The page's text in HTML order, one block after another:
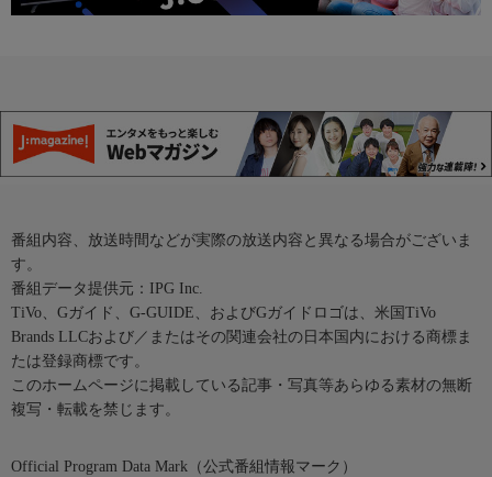
番組内容、放送時間などが実際の放送内容と異なる場合がございま
す。
番組データ提供元：IPG Inc.
TiVo、Gガイド、G-GUIDE、およびGガイドロゴは、米国TiVo
Brands LLCおよび／またはその関連会社の日本国内における商標ま
たは登録商標です。
このホームページに掲載している記事・写真等あらゆる素材の無断
複写・転載を禁じます。
Official Program Data Mark（公式番組情報マーク）